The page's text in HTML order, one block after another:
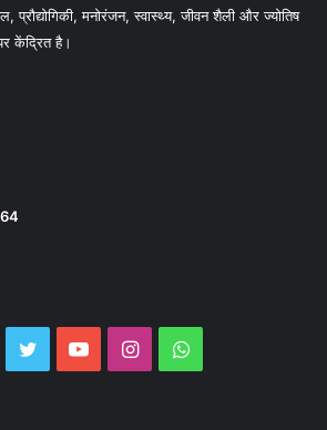
प्रौद्योगिकी, मनोरंजन, स्वास्थ्य, जीवन शैली और ज्योतिष
केंद्रित है।
TwitterYouTubeInstagramWhatsApp